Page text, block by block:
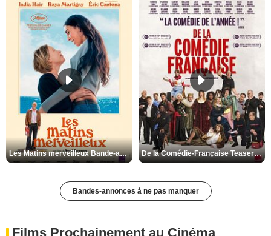
Les Matins merveilleux Bande-annonce VF De la Comédie-Française Teaser VF
Bandes-annonces à ne pas manquer
Films Prochainement au Cinéma